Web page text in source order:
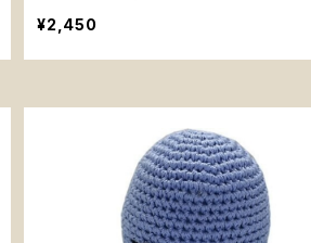
¥2,450